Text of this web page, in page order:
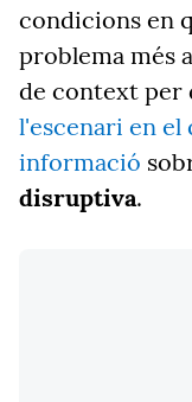
condicions en
problema més
de context per
l'escenari en el
informació
disruptiva.